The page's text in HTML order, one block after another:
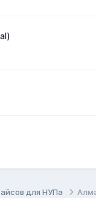
для НУПа